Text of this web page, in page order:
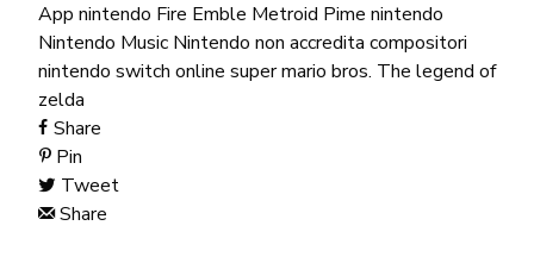
App nintendo Fire Emble Metroid Pime nintendo
Nintendo Music Nintendo non accredita compositori
nintendo switch online super mario bros. The legend of
zelda
Share
Pin
Tweet
Share